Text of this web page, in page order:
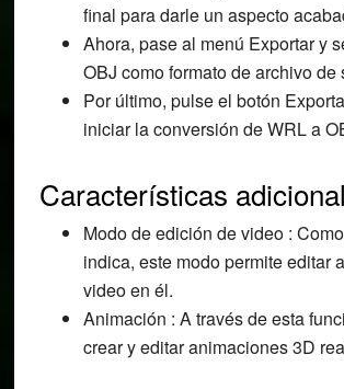
final para darle un aspecto
Ahora, pase al menú Exportar y
OBJ como formato de archivo de
Por último, pulse el botón
iniciar la conversión de WRL a
Características
Modo de edición de video :
indica, este modo permite editar
video en él.
Animación : A través de esta
crear y editar animaciones 3D